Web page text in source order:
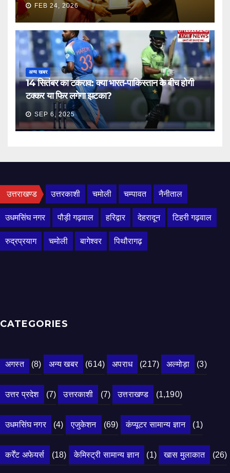
FEB 24, 2026
अन्य खबर
14 सितंबर का टकराव: क्या भारत-पाकिस्तान के बीच होगी
टक्कर या फिर लगेगा झटका?
SEP 6, 2025
उत्तराखण्ड उत्तरकाशी चमोली चम्पावत नैनीताल
उधमसिंघ नगर पौड़ी गढ़वाल हरिद्वार देहरादून टिहरी गढ़वाल
रुद्रप्रयाग चमोली बागेश्वर पिथौरागढ़
CATEGORIES
अगस्त (8) अन्य खबर (614) अपराध (217) अल्मोड़ा (3)
उत्तर प्रदेश (7) उत्तरकाशी (7) उत्तराखण्ड (1,190)
उधमसिंघ नगर (4) एजुकेशन (69) कंप्यूटर सामान्य ज्ञान (1)
कर्रेंट अफेयर्स (18) केमिस्ट्री सामान्य ज्ञान (1) खास मुलाकात (26)